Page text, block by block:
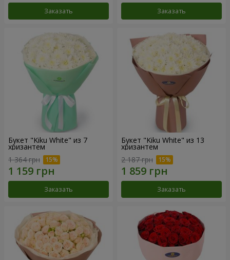
Заказать Заказать
Букет "Kiku White" из 7
хризантем
1 364 грн
Заказать
Букет "Kiku White" из 13
хризантем
2 187 грн
Заказать